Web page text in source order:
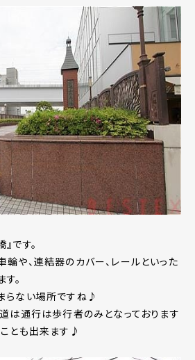
です。
や、連結器のカバー、レールといった
。
らない場所ですね♪
は通行は歩行者のみとなっております
ことも出来ます♪